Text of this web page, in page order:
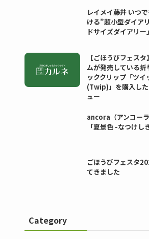
レイメイ藤井 いつ
ける”超小型ダイア
ドサイズダイアリー」
【ごほうびフェス
ムが発売している折
ッククリップ「ツイ
(Twip)」を購入し
ュー
ancora（アンコー
「夏景色 -なつけし
ごほうびフェスタ
てきました
Category